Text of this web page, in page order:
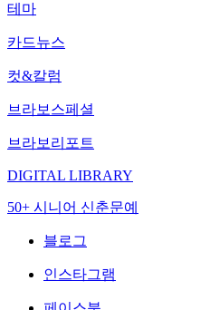
테마
카드뉴스
컷&칼럼
브라보스페셜
브라보리포트
DIGITAL LIBRARY
50+ 시니어 신춘문예
블로그
인스타그램